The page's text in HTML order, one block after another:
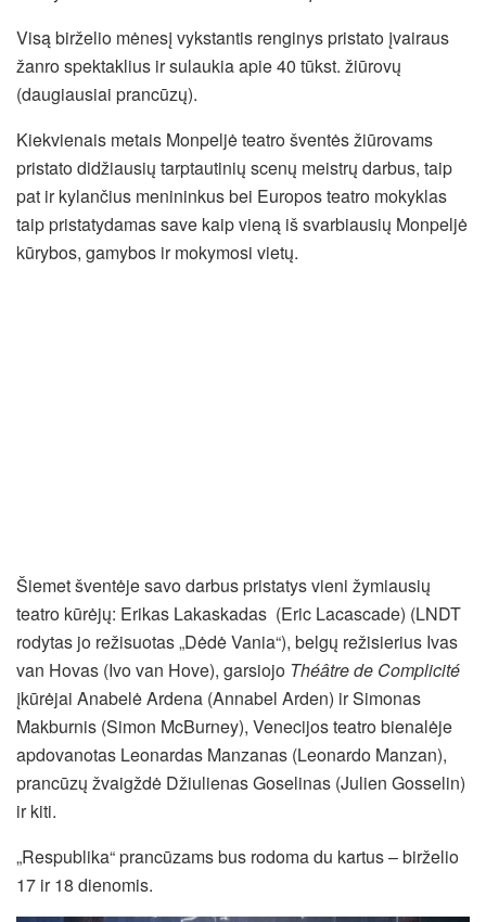
Visą birželio mėnesį vykstantis renginys pristato įvairaus
žanro spektaklius ir sulaukia apie 40 tūkst. žiūrovų
(daugiausiai prancūzų).
Kiekvienais metais Monpeljė teatro šventės žiūrovams
pristato didžiausių tarptautinių scenų meistrų darbus, taip
pat ir kylančius menininkus bei Europos teatro mokyklas
taip pristatydamas save kaip vieną iš svarbiausių Monpeljė
kūrybos, gamybos ir mokymosi vietų.
Šiemet šventėje savo darbus pristatys vieni žymiausių
teatro kūrėjų: Erikas Lakaskadas (Eric Lacascade) (LNDT
rodytas jo režisuotas „Dėdė Vania“), belgų režisierius Ivas
van Hovas (Ivo van Hove), garsiojo Théâtre de Complicité
įkūrėjai Anabelė Ardena (Annabel Arden) ir Simonas
Makburnis (Simon McBurney), Venecijos teatro bienalėje
apdovanotas Leonardas Manzanas (Leonardo Manzan),
prancūzų žvaigždė Džiulienas Goselinas (Julien Gosselin)
ir kiti.
„Respublika“ prancūzams bus rodoma du kartus – birželio
17 ir 18 dienomis.